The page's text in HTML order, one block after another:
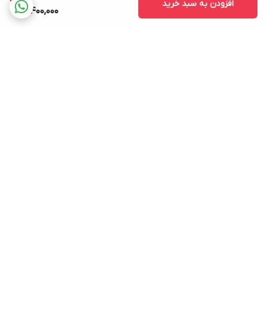
3,400,000
افزودن به سبد خرید